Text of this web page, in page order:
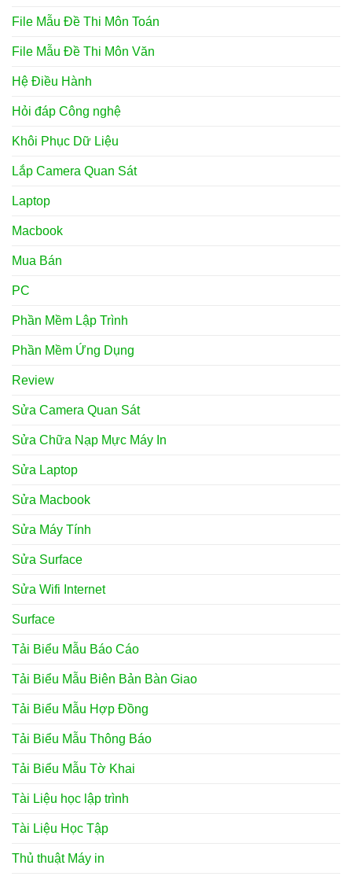
File Mẫu Đề Thi Môn Toán
File Mẫu Đề Thi Môn Văn
Hệ Điều Hành
Hỏi đáp Công nghệ
Khôi Phục Dữ Liệu
Lắp Camera Quan Sát
Laptop
Macbook
Mua Bán
PC
Phần Mềm Lập Trình
Phần Mềm Ứng Dụng
Review
Sửa Camera Quan Sát
Sửa Chữa Nạp Mực Máy In
Sửa Laptop
Sửa Macbook
Sửa Máy Tính
Sửa Surface
Sửa Wifi Internet
Surface
Tải Biểu Mẫu Báo Cáo
Tải Biểu Mẫu Biên Bản Bàn Giao
Tải Biểu Mẫu Hợp Đồng
Tải Biểu Mẫu Thông Báo
Tải Biểu Mẫu Tờ Khai
Tài Liệu học lập trình
Tài Liệu Học Tập
Thủ thuật Máy in